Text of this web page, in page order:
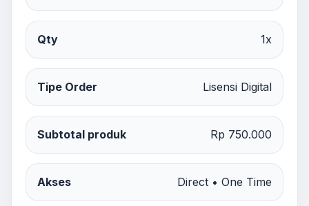
Qty 1x
Tipe Order Lisensi Digital
Subtotal produk Rp 750.000
Akses Direct • One Time